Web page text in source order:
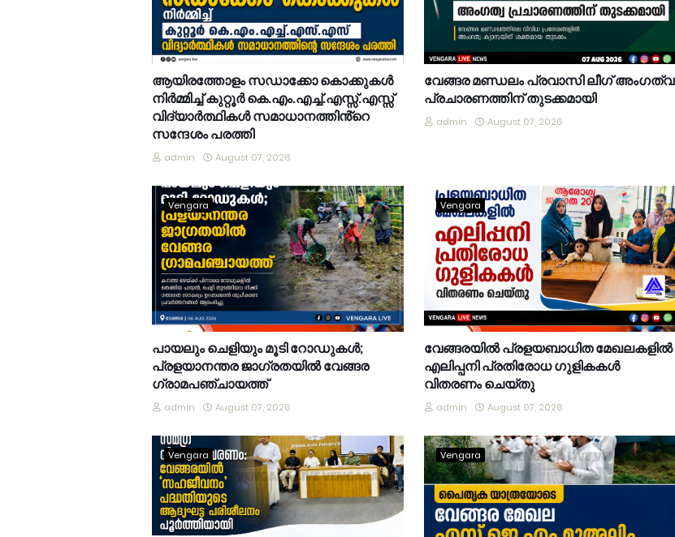
ആയിരത്തോളം സഡാക്കോ കൊക്കുകൾ
നിർമ്മിച്ച് കുറ്റൂർ കെ.എം.എച്ച്.എസ്സ്.എസ്സ്
വിദ്യാർത്ഥികൾ സമാധാനത്തിൻ്റെ
സന്ദേശം പരത്തി
admin August 07, 2026
വേങ്ങര മണ്ഡലം പ്രവാസി ലീഗ് അംഗത്വ
പ്രചാരണത്തിന് തുടക്കമായി
admin August 07, 2026
Vengara
പായലും ചെളിയും മൂടി റോഡുകൾ;
പ്രളയാനന്തര ജാഗ്രതയിൽ വേങ്ങര
ഗ്രാമപഞ്ചായത്ത്
admin August 07, 2026
Vengara
വേങ്ങരയിൽ പ്രളയബാധിത മേഖലകളിൽ
എലിപ്പനി പ്രതിരോധ ഗുളികകൾ
വിതരണം ചെയ്തു
admin August 07, 2026
Vengara Vengara